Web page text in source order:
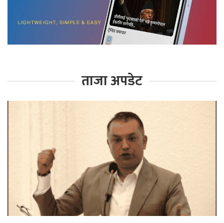
ताजा अपडेट